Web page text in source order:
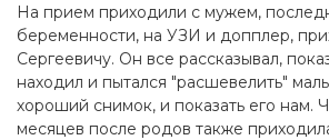
На прием приходили с мужем,
беременности, на УЗИ и допплер,
Сергеевичу. Он все рассказывал,
находил и пытался "расшевелить"
хороший снимок, и показать его нам.
месяцев после родов также